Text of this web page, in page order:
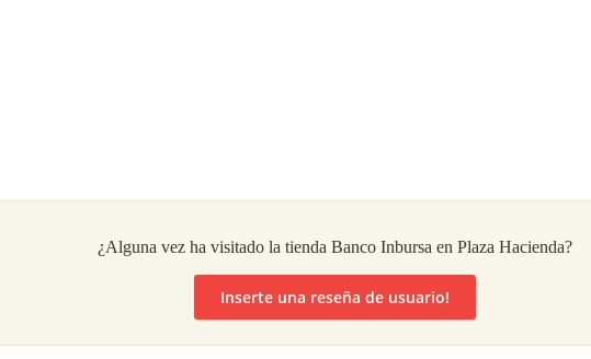
¿Alguna vez ha visitado la tienda Banco Inbursa en Plaza Hacienda?
Inserte una reseña de usuario!